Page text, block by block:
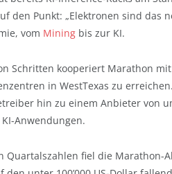
den Punkt: „Elektronen sind das
vom Mining bis zur KI.
Schritten kooperiert Marathon
in West­Texas zu
hin zu einem Anbieter von
Anwendungen.
Quartalszahlen fiel die Marathon-